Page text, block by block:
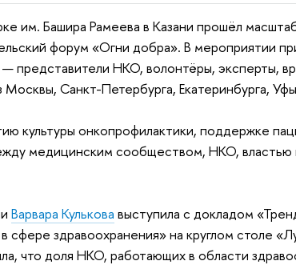
им. Башира Рамеева в Казани прошёл
форум «Огни добра». В мероприятии
представители НКО, волонтёры, эксперты,
Санкт-Петербурга, Екатеринбурга,
культуры онкопрофилактики, поддержке
медицинским сообществом, НКО, властью
Варвара Кулькова выступила с докладом
сфере здравоохранения» на круглом столе
что доля НКО, работающих в области